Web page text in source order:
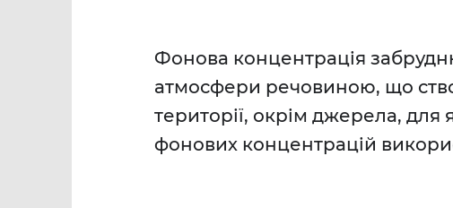
Фонова концентрація
атмосфери речовиною, що
території, окрім джерела,
фонових концентрацій